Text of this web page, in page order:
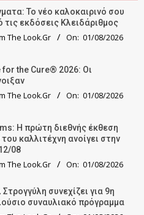
Το νέο καλοκαιρινό σου
τις εκδόσεις Κλειδάριθμος
The Look.Gr On: 01/08/2026
for the Cure® 2026: Οι
The Look.Gr On: 01/08/2026
Η πρώτη διεθνής έκθεση
καλλιτέχνη ανοίγει στην
08
The Look.Gr On: 01/08/2026
συνεχίζει για 9η
συναυλιακό πρόγραμμα